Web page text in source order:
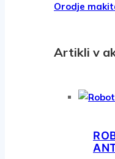
Orodje
Artikli v